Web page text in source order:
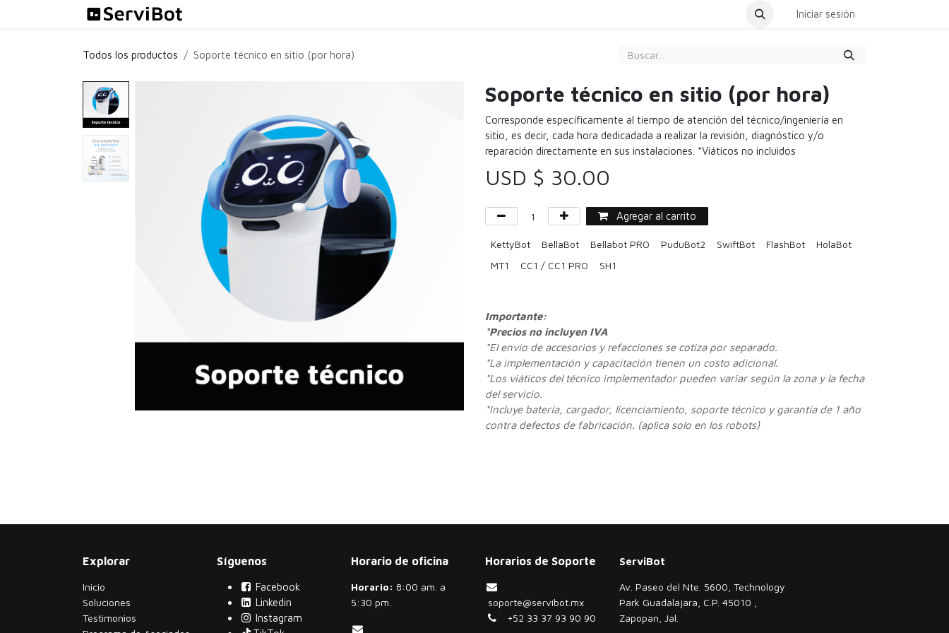
Iniciar sesión
Todos los productos Soporte técnico en sitio (por hora)
Soporte técnico en sitio (por hora)
Corresponde específicamente al tiempo de atención del técnico/ingeniería en
sitio, es decir, cada hora dedicadada a realizar la revisión, diagnóstico y/o
reparación directamente en sus instalaciones. *Viáticos no incluidos
USD $ 30.00
Agregar al carrito
KettyBot BellaBot Bellabot PRO PuduBot2 SwiftBot FlashBot
HolaBot
MT1
CC1 / CC1 PRO SH1
Importante:
*Precios no incluyen IVA
*El envío de accesorios y refacciones se cotiza por separado.
*La implementación y capacitación tienen un costo adicional.
*Los viáticos del técnico implementador pueden variar según la zona y la fecha
del servicio.
*Incluye batería, cargador, licenciamiento, soporte técnico y garantía de 1 año
contra defectos de fabricación. (aplica solo en los robots)
Explorar
Inicio
Soluciones
Testimonios
Síguenos
Facebook
Linkedin
Instagram
Horario de oficina
Horario: ​8:00 am. a
5:30 pm.
Horarios de Soporte
soporte@servibot.mx
+52 33 37 93 90 90
ServiBot
Av. Paseo del Nte. 5600, Technology
Park Guadalajara, C.P. 45010 ,
Zapopan, Jal.